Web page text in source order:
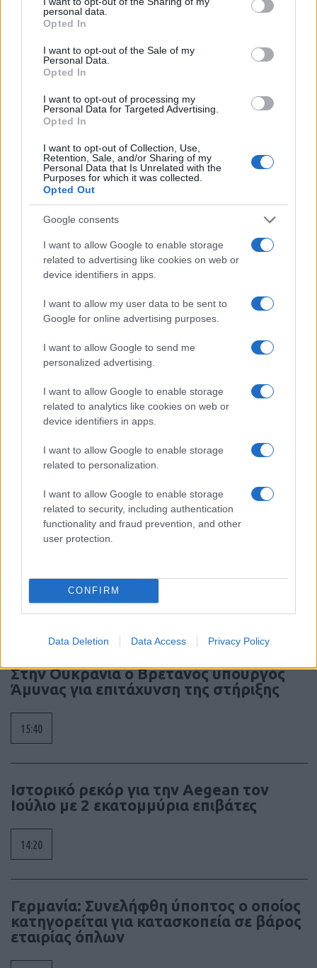
grant or deny consent to Google and its third-party tags to
use your data for below specified purposes in below Google
consent section.
personal data.
Opted In
I want to opt-out of the Sale of my
Personal Data.
Opted In
I want to opt-out of processing my
Personal Data for Targeted Advertising.
Opted In
I want to opt-out of Collection, Use,
Retention, Sale, and/or Sharing of my
Personal Data that Is Unrelated with the
Purposes for which it was collected.
Opted Out
Google consents
I want to allow Google to enable storage
related to advertising like cookies on web or
device identifiers in apps.
I want to allow my user data to be sent to
Google for online advertising purposes.
I want to allow Google to send me
personalized advertising.
I want to allow Google to enable storage
related to analytics like cookies on web or
device identifiers in apps.
I want to allow Google to enable storage
related to personalization.
I want to allow Google to enable storage
related to security, including authentication
functionality and fraud prevention, and other
user protection.
CONFIRM
Data Deletion Data Access Privacy Policy
SNCASE SE.5000 Baroudeur: το γαλλικό
μαχητικό που… ξέχασε τους τροχούς
προσγείωσης
Litening: Η Αμερικανική Αεροπορία
επενδύει σε ένα από τα πλέον
διαδεδομένα ατρακτίδια στοχοποίησης
ΣΑΝ ΣΗΜΕΡΑ – 6 Αυγούστου 1777:
Μάχη του Oriskany, μια ήττα με
ινδιάνικο εμφύλιο
“Τυφλό” το ιρλανδικό κυβερνητικό
αεροσκάφος ή μια ακόμη ρήξη με το
Ισραήλ;
16:30
Στην Ουκρανία ο Βρετανός υπουργός
Άμυνας για επιτάχυνση της στήριξης
15:40
Ιστορικό ρεκόρ για την Aegean τον
Ιούλιο με 2 εκατομμύρια επιβάτες
14:20
Γερμανία: Συνελήφθη ύποπτος ο οποίος
κατηγορείται για κατασκοπεία σε βάρος
εταιρίας όπλων